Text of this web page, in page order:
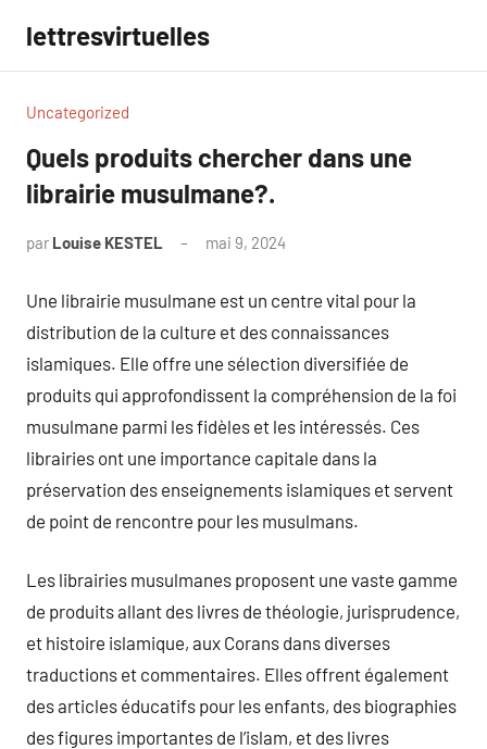
contenu
lettresvirtuelles
Uncategorized
Quels produits chercher dans une
librairie musulmane?.
par Louise KESTEL mai 9, 2024
Une librairie musulmane est un centre vital pour la
distribution de la culture et des connaissances
islamiques. Elle offre une sélection diversifiée de
produits qui approfondissent la compréhension de la foi
musulmane parmi les fidèles et les intéressés. Ces
librairies ont une importance capitale dans la
préservation des enseignements islamiques et servent
de point de rencontre pour les musulmans.
Les librairies musulmanes proposent une vaste gamme
de produits allant des livres de théologie, jurisprudence,
et histoire islamique, aux Corans dans diverses
traductions et commentaires. Elles offrent également
des articles éducatifs pour les enfants, des biographies
des figures importantes de l’islam, et des livres